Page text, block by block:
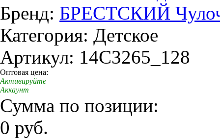
Бренд: БРЕСТСКИЙ
Категория: Детское
Артикул: 14C3265_128
Оптовая цена:
Активируйте
Аккаунт
Сумма по позиции:
0 руб.